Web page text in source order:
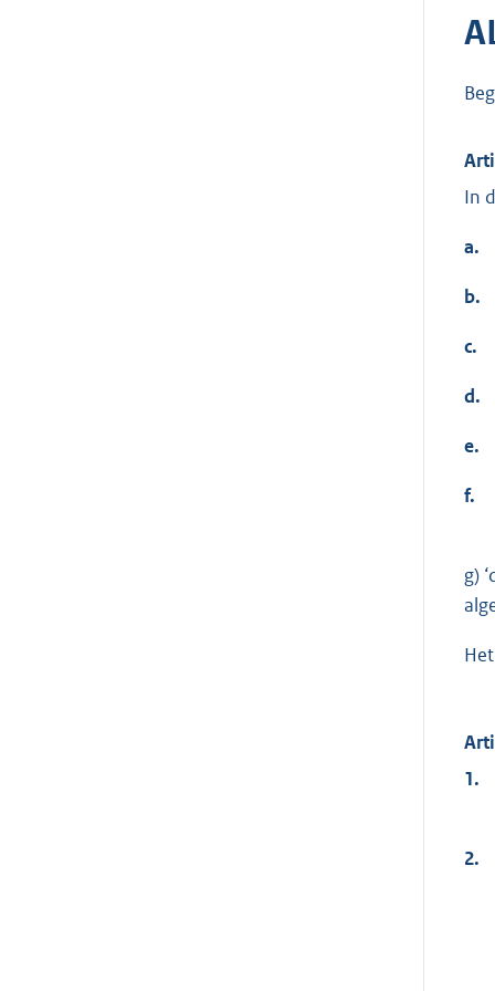
In
a.
b.
c.
d.
e.
f.
g)
1.
2.